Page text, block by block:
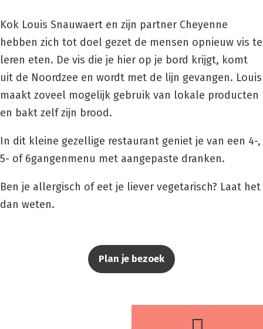
Kok Louis Snauwaert en zijn partner Cheyenne
hebben zich tot doel gezet de mensen opnieuw vis te
leren eten. De vis die je hier op je bord krijgt, komt
uit de Noordzee en wordt met de lijn gevangen. Louis
maakt zoveel mogelijk gebruik van lokale producten
en bakt zelf zijn brood.
In dit kleine gezellige restaurant geniet je van een 4-,
5- of 6gangenmenu met aangepaste dranken.
Ben je allergisch of eet je liever vegetarisch? Laat het
dan weten.
Plan je bezoek